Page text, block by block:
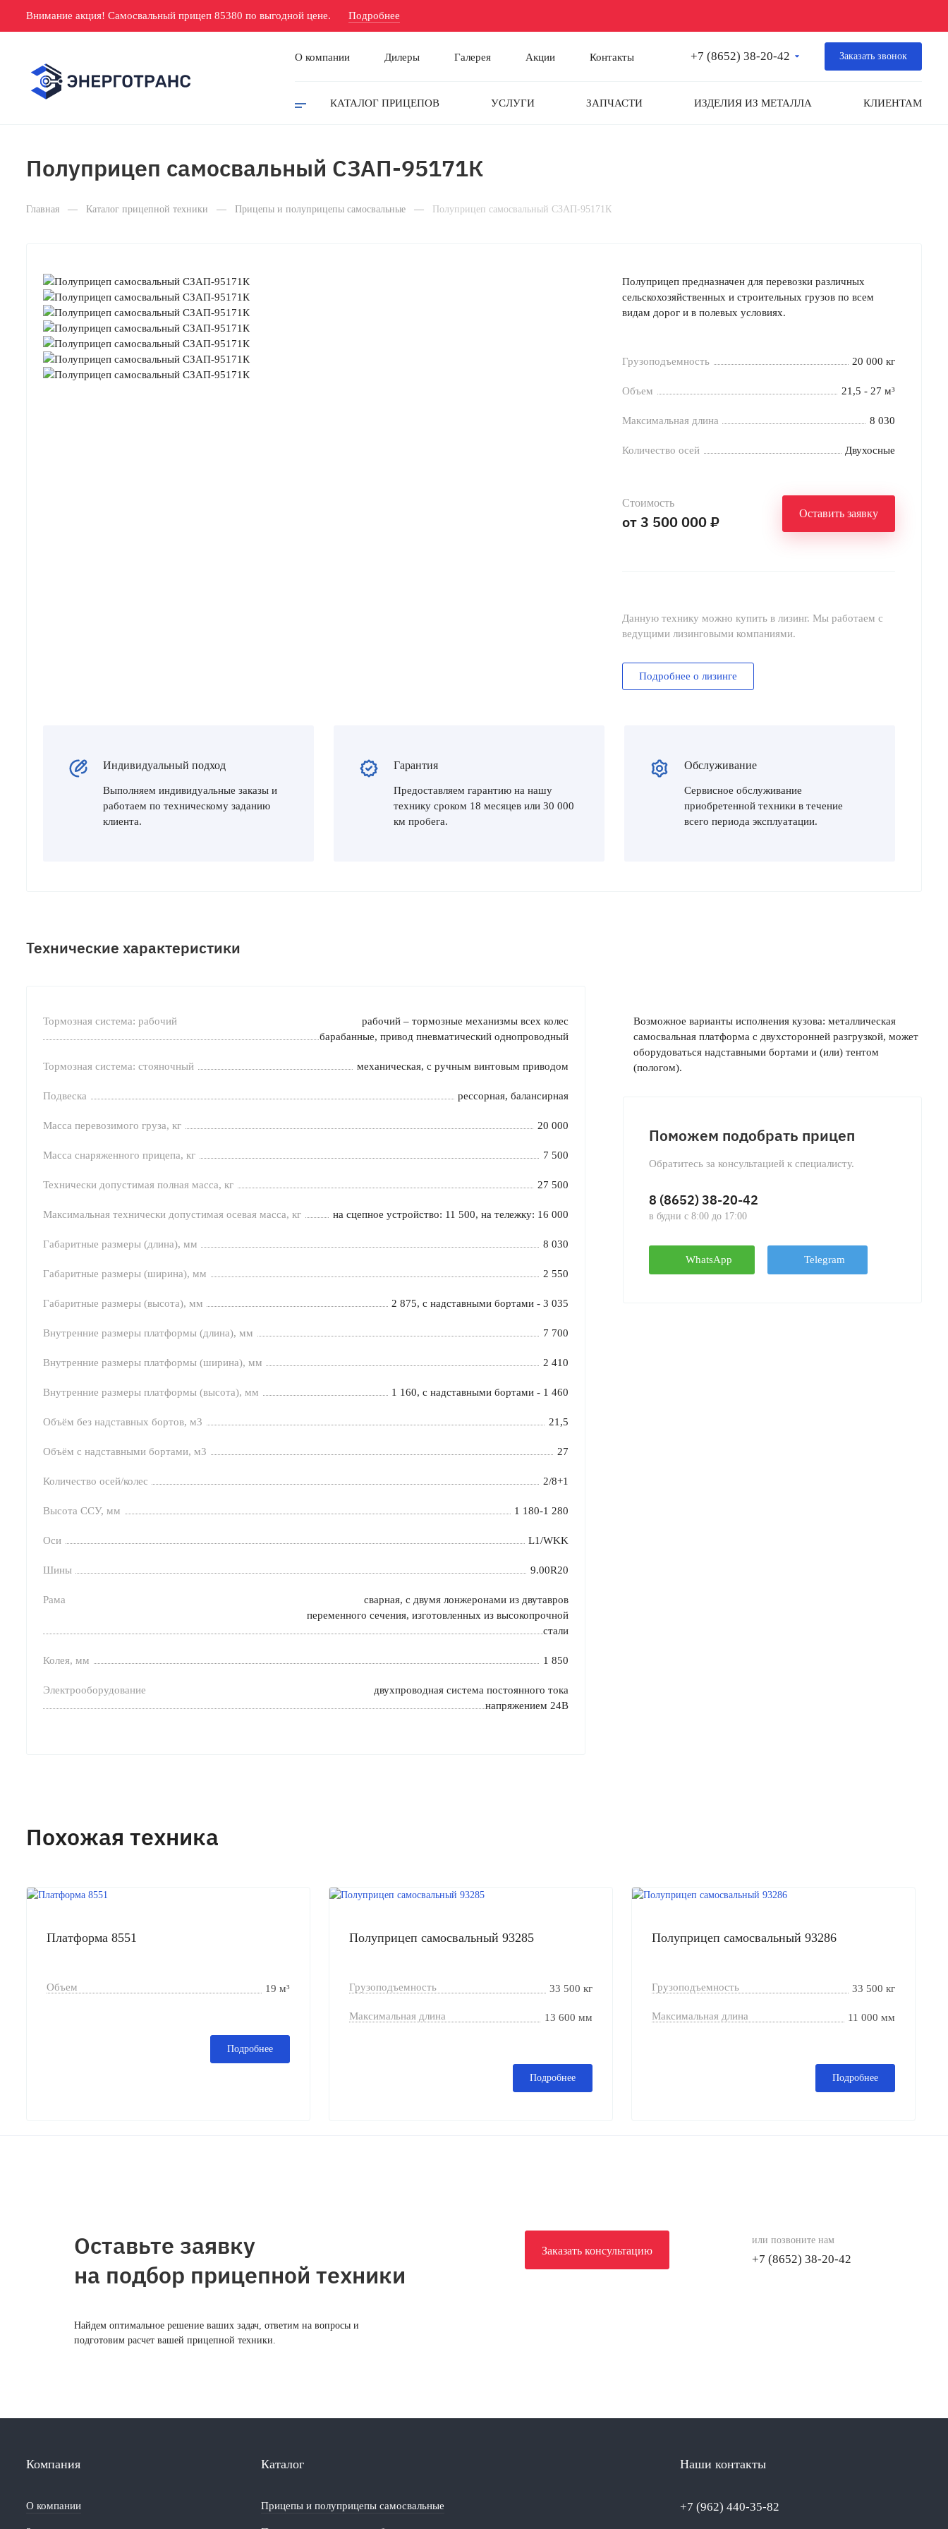
Внимание акция! Самосвальный прицеп 85380 по выгодной цене. Подробнее
О компании Дилеры Галерея Акции Контакты +7 (8652) 38-20-42 Заказать звонок
КАТАЛОГ ПРИЦЕПОВ УСЛУГИ ЗАПЧАСТИ ИЗДЕЛИЯ ИЗ МЕТАЛЛА КЛИЕНТАМ
Полуприцеп самосвальный СЗАП-95171К
Главная — Каталог прицепной техники — Прицепы и полуприцепы самосвальные — Полуприцеп самосвальный СЗАП-95171К
Полуприцеп предназначен для перевозки различных
сельскохозяйственных и строительных грузов по всем
видам дорог и в полевых условиях.
Грузоподъемность 20 000 кг
Объем 21,5 - 27 м³
Максимальная длина 8 030
Количество осей Двухосные
Стоимость
от 3 500 000 ₽ Оставить заявку
Данную технику можно купить в лизинг. Мы работаем с
ведущими лизинговыми компаниями.
Подробнее о лизинге
Индивидуальный подход
Выполняем индивидуальные заказы и
работаем по техническому заданию
клиента.
Гарантия
Предоставляем гарантию на нашу
технику сроком 18 месяцев или 30 000
км пробега.
Обслуживание
Сервисное обслуживание
приобретенной техники в течение
всего периода эксплуатации.
Технические характеристики
Тормозная система: рабочий
рабочий – тормозные механизмы всех колес
барабанные, привод пневматический однопроводный
Тормозная система: стояночный механическая, с ручным винтовым приводом
Подвеска рессорная, балансирная
Масса перевозимого груза, кг 20 000
Масса снаряженного прицепа, кг 7 500
Технически допустимая полная масса, кг 27 500
Максимальная технически допустимая осевая масса, кг на сцепное устройство: 11 500, на тележку: 16 000
Габаритные размеры (длина), мм 8 030
Габаритные размеры (ширина), мм 2 550
Габаритные размеры (высота), мм 2 875, с надставными бортами - 3 035
Внутренние размеры платформы (длина), мм 7 700
Внутренние размеры платформы (ширина), мм 2 410
Внутренние размеры платформы (высота), мм 1 160, с надставными бортами - 1 460
Объём без надставных бортов, м3 21,5
Объём с надставными бортами, м3 27
Количество осей/колес 2/8+1
Высота ССУ, мм 1 180-1 280
Оси L1/WKK
Шины 9.00R20
Рама
сварная, с двумя лонжеронами из двутавров
переменного сечения, изготовленных из высокопрочной
стали
Колея, мм 1 850
Электрооборудование
двухпроводная система постоянного тока
напряжением 24В
Возможное варианты исполнения кузова: металлическая
самосвальная платформа с двухсторонней разгрузкой, может
оборудоваться надставными бортами и (или) тентом
(пологом).
Поможем подобрать прицеп
Обратитесь за консультацией к специалисту.
8 (8652) 38-20-42
в будни с 8:00 до 17:00
WhatsApp Telegram
Похожая техника
Платформа 8551
Объем 19 м³
Подробнее
Полуприцеп самосвальный 93285
Грузоподъемность 33 500 кг
Максимальная длина 13 600 мм
Подробнее
Полуприцеп самосвальный 93286
Грузоподъемность 33 500 кг
Максимальная длина 11 000 мм
Подробнее
Оставьте заявку
на подбор прицепной техники
Найдем оптимальное решение ваших задач, ответим на вопросы и
подготовим расчет вашей прицепной техники.
Заказать консультацию
или позвоните нам
+7 (8652) 38-20-42
Компания
О компании
Каталог
Прицепы и полуприцепы самосвальные
Наши контакты
+7 (962) 440-35-82